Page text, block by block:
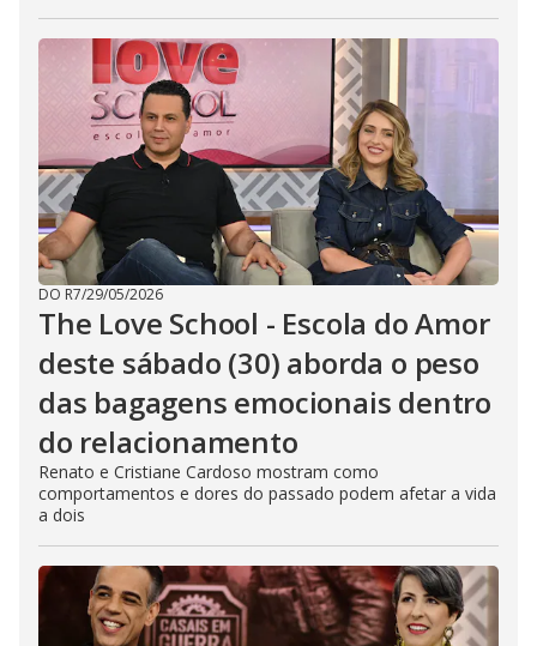
DO R7/29/05/2026
The Love School - Escola do Amor
deste sábado (30) aborda o peso
das bagagens emocionais dentro
do relacionamento
Renato e Cristiane Cardoso mostram como
comportamentos e dores do passado podem afetar a vida
a dois